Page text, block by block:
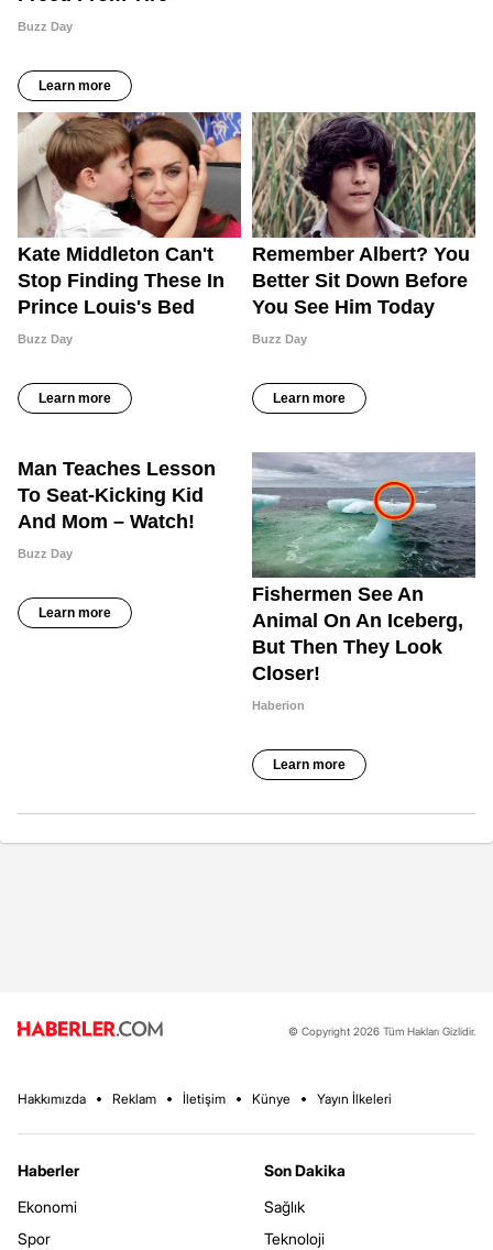
© Copyright 2026 Tüm Hakları Gizlidir.
Hakkımızda Reklam İletişim Künye Yayın İlkeleri
Haberler
Ekonomi
Spor
Son Dakika
Sağlık
Teknoloji